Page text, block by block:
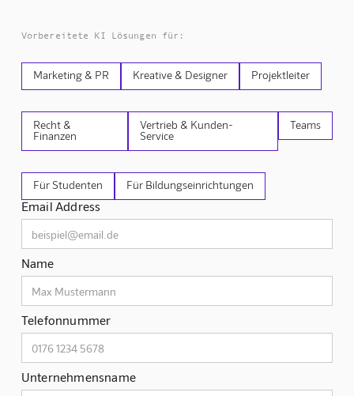
Vorbereitete KI Lösungen für:
Marketing & PR Kreative & Designer Projektleiter
Recht &
Finanzen
Vertrieb & Kunden-
Service
Teams
Für Studenten Für Bildungseinrichtungen
Email Address
Name
Telefonnummer
Unternehmensname